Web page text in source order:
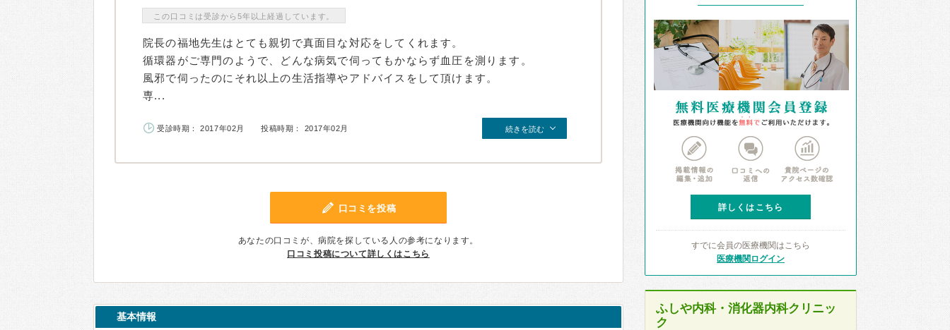
この口コミは受診から5年以上経過しています。
院長の福地先生はとても親切で真面目な対応をしてくれます。
循環器がご専門のようで、どんな病気で伺ってもかならず血圧を測ります。
風邪で伺ったのにそれ以上の生活指導やアドバイスをして頂けます。
専...
受診時期： 2017年02月 投稿時期： 2017年02月 続きを読む
口コミを投稿
あなたの口コミが、病院を探している人の参考になります。
口コミ投稿について詳しくはこちら
基本情報
詳しくはこちら
すでに会員の医療機関はこちら
医療機関ログイン
ふしや内科・消化器内科クリニッ
ク